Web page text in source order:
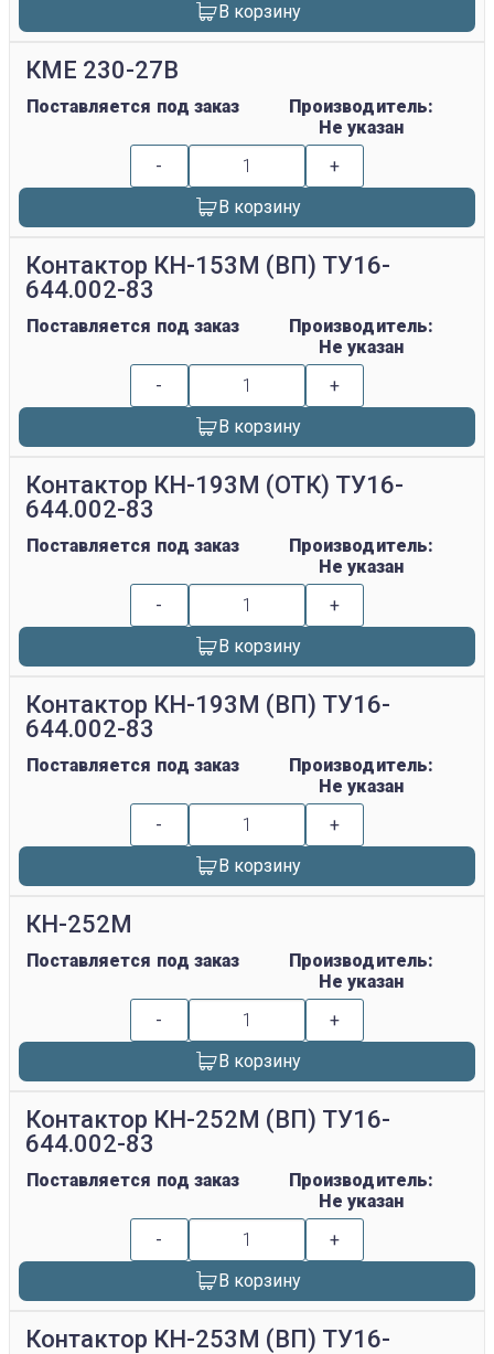
В корзину
КМЕ 230-27В
Поставляется под заказ
Производитель:
Не указан
-
+
В корзину
Контактор КН-153М (ВП) ТУ16-
644.002-83
Поставляется под заказ
Производитель:
Не указан
-
+
В корзину
Контактор КН-193М (ОТК) ТУ16-
644.002-83
Поставляется под заказ
Производитель:
Не указан
-
+
В корзину
Контактор КН-193М (ВП) ТУ16-
644.002-83
Поставляется под заказ
Производитель:
Не указан
-
+
В корзину
КН-252М
Поставляется под заказ
Производитель:
Не указан
-
+
В корзину
Контактор КН-252М (ВП) ТУ16-
644.002-83
Поставляется под заказ
Производитель:
Не указан
-
+
В корзину
Контактор КН-253М (ВП) ТУ16-